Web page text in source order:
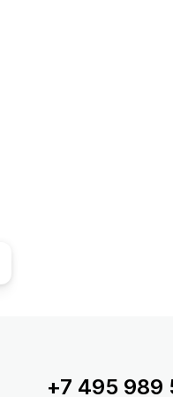
+7 495 989